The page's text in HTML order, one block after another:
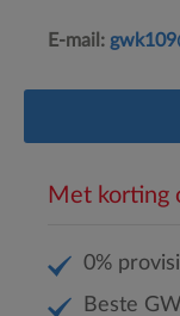
E-mail:
Met korting
0%
Beste